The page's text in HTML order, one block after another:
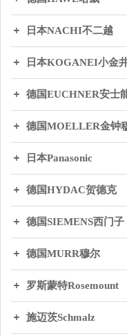
日本NACHI不二越
日本KOGANEI小金
德国EUCHNER安士
德国MOELLER金钟
日本Panasonic
德国HYDAC贺德克
德国SIEMENS西门子
德国MURR穆尔
罗斯蒙特Rosemount
施迈茨Schmalz